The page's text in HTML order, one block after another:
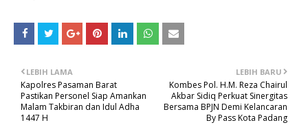
LEBIH BARU
Kombes Pol. H.M. Reza Chairul
Akbar Sidiq Perkuat Sinergitas
Bersama BPJN Demi Kelancaran
By Pass Kota Padang
LEBIH LAMA
Kapolres Pasaman Barat
Pastikan Personel Siap Amankan
Malam Takbiran dan Idul Adha
1447 H